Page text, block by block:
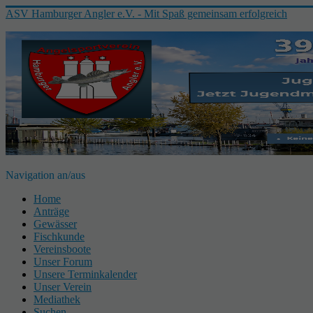
ASV Hamburger Angler e.V. - Mit Spaß gemeinsam erfolgreich
Navigation an/aus
Home
Anträge
Gewässer
Fischkunde
Vereinsboote
Unser Forum
Unsere Terminkalender
Unser Verein
Mediathek